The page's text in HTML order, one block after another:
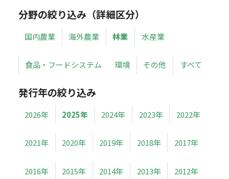
分野の絞り込み（詳細区分）
国内農業 海外農業 林業 水産業
食品・フードシステム 環境 その他 すべて
発行年の絞り込み
2026年 2025年 2024年 2023年 2022年
2021年 2020年 2019年 2018年 2017年
2016年 2015年 2014年 2013年 2012年